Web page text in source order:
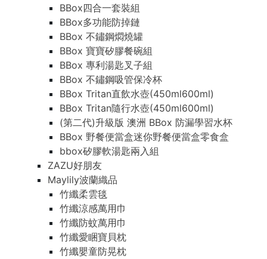
BBox四合一套裝組
BBox多功能防掉鏈
BBox 不鏽鋼燜燒罐
BBox 寶寶矽膠餐碗組
BBox 專利湯匙叉子組
BBox 不鏽鋼吸管保冷杯
BBox Tritan直飲水壺(450ml600ml)
BBox Tritan隨行水壺(450ml600ml)
(第二代)升級版 澳洲 BBox 防漏學習水杯
BBox 野餐便當盒迷你野餐便當盒零食盒
bbox矽膠軟湯匙兩入組
ZAZU好朋友
Maylily波蘭織品
竹纖柔雲毯
竹纖涼感萬用巾
竹纖防蚊萬用巾
竹纖愛睏寶貝枕
竹纖嬰童防晃枕